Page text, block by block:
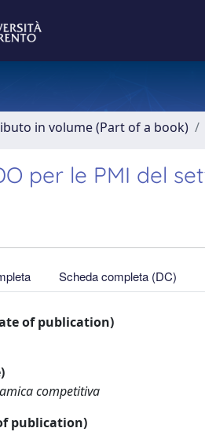
in volume (Part of a book)
per le PMI del
Scheda completa (DC)
of publication)
competitiva
publication)